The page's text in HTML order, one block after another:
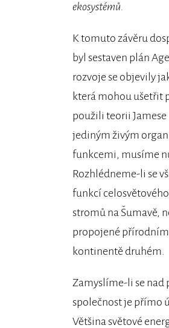
ekosystémů.
K tomuto závěru
byl sestaven plán
rozvoje se objevily
která mohou ušetřit
použili teorii Jamese
jediným živým
funkcemi, musíme
Rozhlédneme-li se
funkcí
stromů na Šumavě,
propojené
kontinentě druhém.
Zamyslíme-li se nad
společnost je přímo
Většina světové